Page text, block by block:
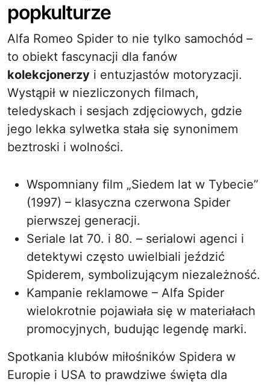
popkulturze
Alfa Romeo Spider to nie tylko samochód –
to obiekt fascynacji dla fanów
kolekcjonerzy i entuzjastów motoryzacji.
Wystąpił w niezliczonych filmach,
teledyskach i sesjach zdjęciowych, gdzie
jego lekka sylwetka stała się synonimem
beztroski i wolności.
Wspomniany film „Siedem lat w Tybecie”
(1997) – klasyczna czerwona Spider
pierwszej generacji.
Seriale lat 70. i 80. – serialowi agenci i
detektywi często uwielbiali jeździć
Spiderem, symbolizującym niezależność.
Kampanie reklamowe – Alfa Spider
wielokrotnie pojawiała się w materiałach
promocyjnych, budując legendę marki.
Spotkania klubów miłośników Spidera w
Europie i USA to prawdziwe święta dla